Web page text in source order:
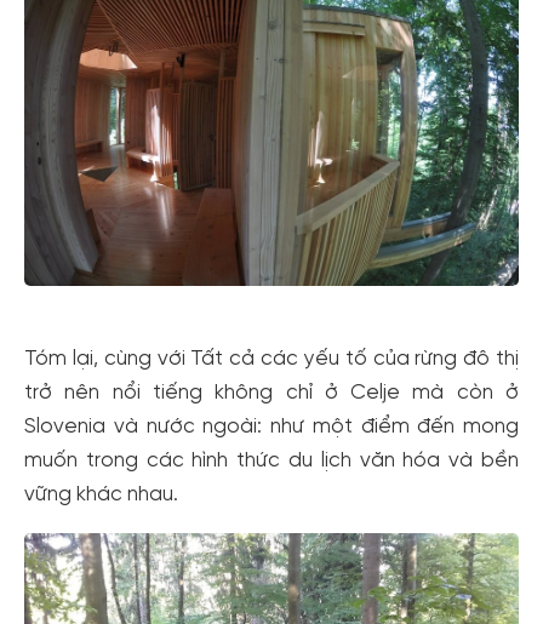
Tóm lại, cùng với Tất cả các yếu tố của rừng đô thị
trở nên nổi tiếng không chỉ ở Celje mà còn ở
Slovenia và nước ngoài: như một điểm đến mong
muốn trong các hình thức du lịch văn hóa và bền
vững khác nhau.